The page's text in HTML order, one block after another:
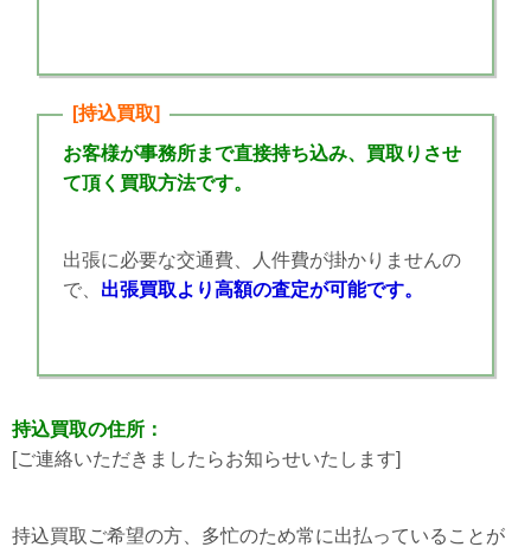
[持込買取]
お客様が事務所まで直接持ち込み、買取りさせ
て頂く買取方法です。
出張に必要な交通費、人件費が掛かりませんの
で、 出張買取より高額の査定が可能です。
持込買取の住所：
[ご連絡いただきましたらお知らせいたします]
持込買取ご希望の方、多忙のため常に出払っていることが